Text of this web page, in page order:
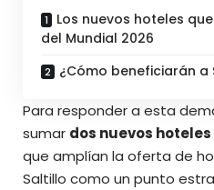
Los nuevos hoteles
del Mundial 2026
¿Cómo beneficiarán a
Para responder a esta
sumar dos nuevos
que amplían la oferta de
Saltillo como un punto